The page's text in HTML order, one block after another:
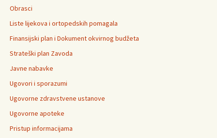
Obrasci
Liste lijekova i ortopedskih pomagala
Finansijski plan i Dokument okvirnog budžeta
Strateški plan Zavoda
Javne nabavke
Ugovori i sporazumi
Ugovorne zdravstvene ustanove
Ugovorne apoteke
Pristup informacijama